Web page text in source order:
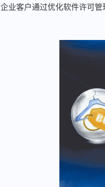
企业客户通过优化软件许可管